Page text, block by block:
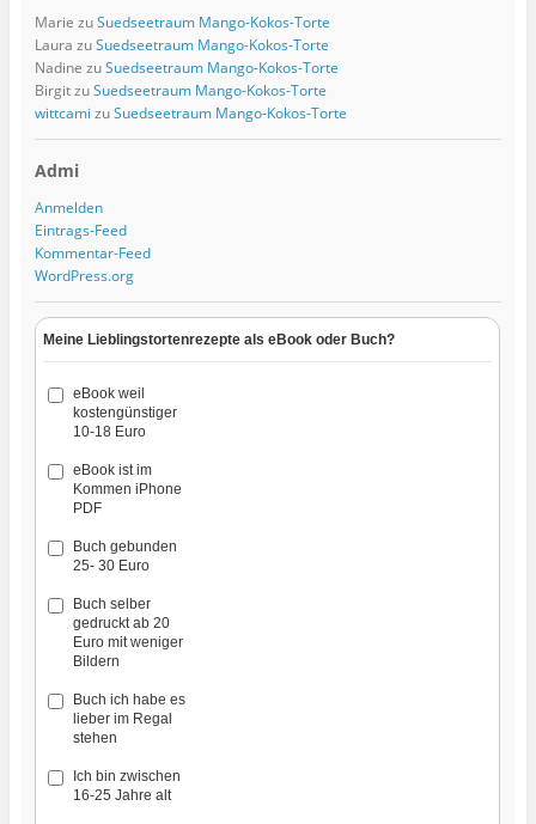
Marie zuSuedseetraum Mango-Kokos-Torte
Laura zuSuedseetraum Mango-Kokos-Torte
Nadine zuSuedseetraum Mango-Kokos-Torte
BirgitzuSuedseetraum Mango-Kokos-Torte
wittcami zuSuedseetraum Mango-Kokos-Torte
Admi
Anmelden
Eintrags-Feed
Kommentar-Feed
WordPress.org
Meine Lieblingstortenrezepte als eBook oder Buch?
eBook weil
kostengünstiger
10-18 Euro
eBook ist im
Kommen iPhone
PDF
Buch gebunden
25- 30 Euro
Buch selber
gedruckt ab 20
Euro mit weniger
Bildern
Buch ich habe es
lieber im Regal
stehen
Ich bin zwischen
16-25 Jahre alt